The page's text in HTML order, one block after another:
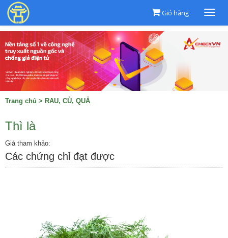
Giỏ hàng
Trang chủ > RAU, CỦ, QUẢ
Thì là
Giá tham khảo:
Các chứng chỉ đạt được